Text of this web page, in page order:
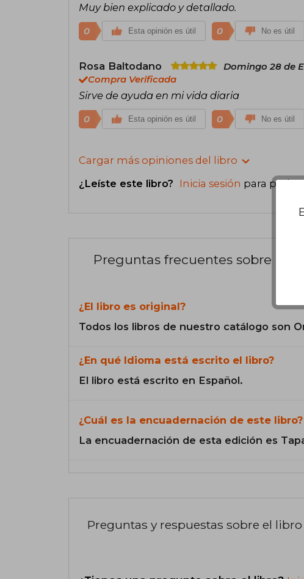
Muy bien explicado y detallado.
0 Esta opinión es útil 0 No es útil
Rosa Baltodano
Domingo 28 de
Compra Verificada
Sirve de ayuda en mi vida diaria
0 Esta opinión es útil 0 No es útil
Cargar más opiniones del libro
¿Leíste este libro? Inicia sesión para
Preguntas frecuentes sobre el
¿El libro es original?
Todos los libros de nuestro catálogo son
¿En qué Idioma está escrito el libro?
El libro está escrito en Español.
¿Cuál es la encuadernación de este libro?
La encuadernación de esta edición es
Preguntas y respuestas sobre el libro